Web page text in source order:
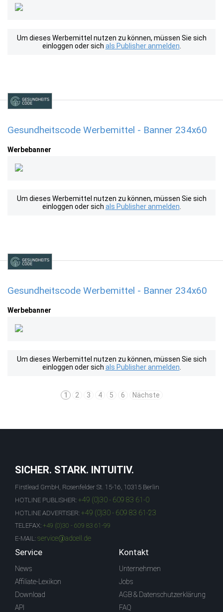
Um dieses Werbemittel nutzen zu können, müssen Sie sich
einloggen oder sich als Publisher anmelden
Gesundheitscode Werbemittel - Banner 234x60
Werbebanner
Um dieses Werbemittel nutzen zu können, müssen Sie sich
einloggen oder sich als Publisher anmelden
Gesundheitscode Werbemittel - Banner 234x60
Werbebanner
Um dieses Werbemittel nutzen zu können, müssen Sie sich
einloggen oder sich als Publisher anmelden
1 2 3 4 5 6 Nächste
SICHER. STARK. INTUITIV.
Firstlead GmbH, Rosenfelder St. 15-16, 10315 Berlin
HOTLINE PUBLISHER: +49 (0)30 - 609 83 61-0
HOTLINE ADVERTISER: +49 (0)30 - 609 83 61-23
TELEFAX: +49 (0)30 - 609 83 61-99
E-MAIL: service@adcell.de
Service
News
Affiliate-Lexikon
Download
API
Kontakt
Unternehmen
Jobs
AGB & Datenschutzerklärung
FAQ